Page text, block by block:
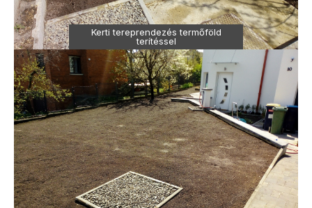
Kerti tereprendezés termőföld
terítéssel